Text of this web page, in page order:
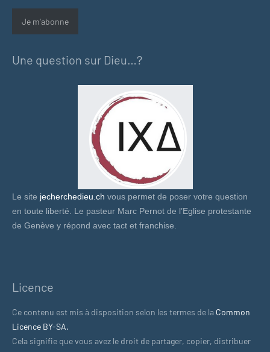
Je m'abonne
Une question sur Dieu…?
Le site jecherchedieu.ch vous permet de poser votre question
en toute liberté. Le pasteur Marc Pernot de l’Eglise protestante
de Genève y répond avec tact et franchise.
Licence
Ce contenu est mis à disposition selon les termes de la Common
Licence BY-SA.
Cela signifie que vous avez le droit de partager, copier, distribuer